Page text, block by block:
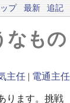
ップ 最新 追記
なもの
主任 | 電通主任
ります。挑戦